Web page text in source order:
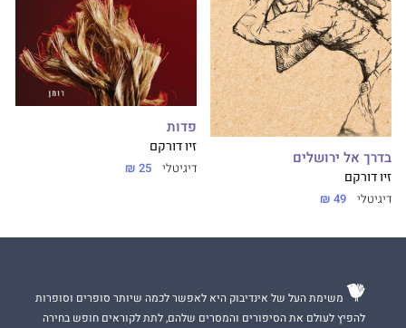
בדרך אל ירושלים
זיו דורקם
דיגיטלי 49 ₪
פדות
זיו דורקם
דיגיטלי 25 ₪
משימת העל של אינדיבוק היא לאפשר לכמה שיותר סופרים וסופרות
להפיץ לעולם את הסיפורים והמסרים שלהם, לתת לקוראים חופש בחירה